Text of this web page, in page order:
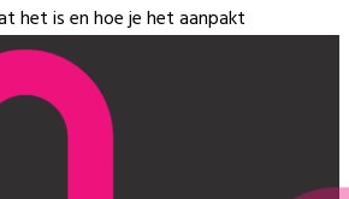
het is en hoe je het aanpakt